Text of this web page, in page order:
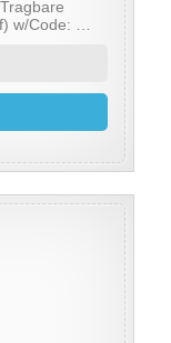
w/Code: …